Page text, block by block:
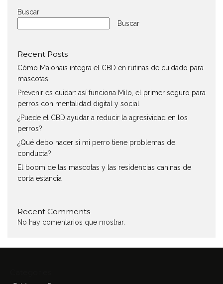
Buscar
Buscar
Recent Posts
Cómo Maionais integra el CBD en rutinas de cuidado para
mascotas
Prevenir es cuidar: así funciona Milo, el primer seguro para
perros con mentalidad digital y social
¿Puede el CBD ayudar a reducir la agresividad en los
perros?
¿Qué debo hacer si mi perro tiene problemas de
conducta?
El boom de las mascotas y las residencias caninas de
corta estancia
Recent Comments
No hay comentarios que mostrar.